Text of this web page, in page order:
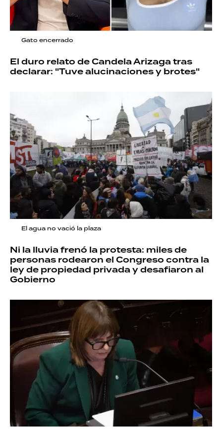
Gato encerrado
El duro relato de Candela Arizaga tras
declarar: "Tuve alucinaciones y brotes"
El agua no vació la plaza
Ni la lluvia frenó la protesta: miles de
personas rodearon el Congreso contra la
ley de propiedad privada y desafiaron al
Gobierno